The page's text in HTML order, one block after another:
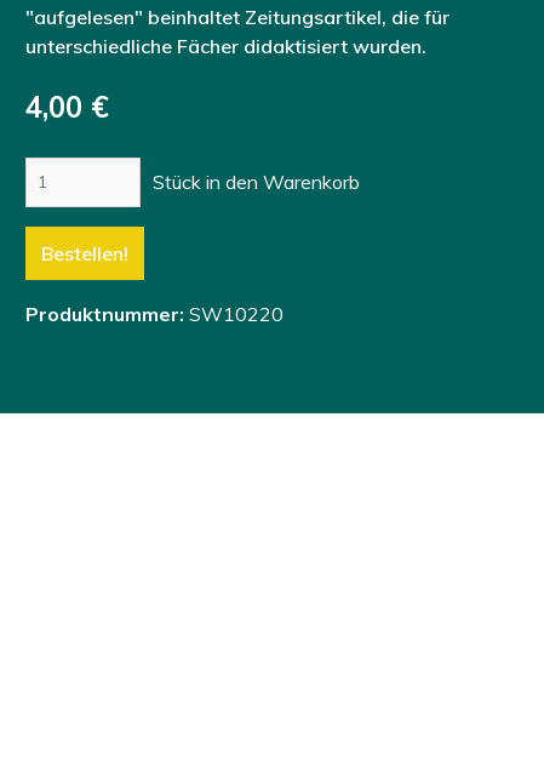
"aufgelesen" beinhaltet Zeitungsartikel, die für
unterschiedliche Fächer didaktisiert wurden.
4,00 €­
Stück in den Warenkorb
Bestellen!
Produktnummer: SW10220